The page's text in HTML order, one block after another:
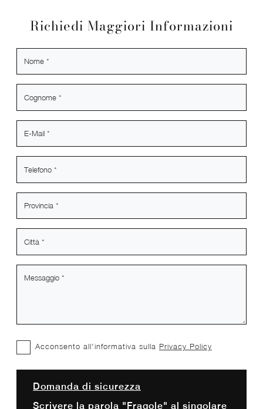
Richiedi Maggiori Informazioni
Acconsento all'informativa sulla Privacy Policy
Domanda di sicurezza
Scrivere la parola "Fragole" al singolare